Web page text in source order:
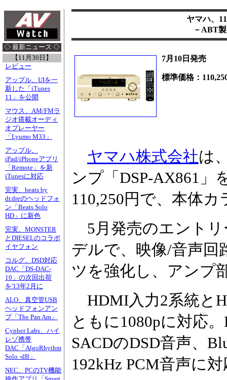
◇ 最新ニュース ◇
【11月30日】
レビュー
アップル、UIを一
新した「iTunes
11」を公開
マウス、AM/FMラ
ジオ搭載オーディ
オプレーヤー
「Lyumo M33」
アップル、
iPad/iPhoneアプリ
「Remote」を新
iTunesに対応
完実、beats by
dr.dreのヘッドフォ
ン「Beats Solo
HD」に新色
完実、MONSTER
とDIESELのコラボ
イヤフォン
コルグ、DSD対応
DAC「DS-DAC-
10」の次回出荷
を'13年2月に
ALO、真空管USB
ヘッドフォンアン
プ「The Pan Am」
Cypher Labs、ハイ
レゾ携帯
DAC「AlgoRhythm
Solo -dB」
NEC、PCのTV機能
ヤマハ、
－ABT
7月10日発売
標準価格：
ヤマハ株式会社は
ンプ「DSP-AX861」
110,250円で、本体
5月発売のエントリ
デルで、映像/音声回
ツを強化し、アンプ
HDMI入力2系統と
ともに1080pに対応
SACDのDSD音声、
192kHz PCM音声に